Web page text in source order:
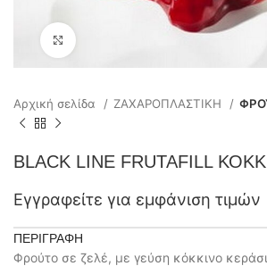
Αρχική σελίδα ΖΑΧΑΡΟΠΛΑΣΤΙΚΗ
BLACK LINE FRUTAFILL
Εγγραφείτε για εμφάνιση τιμών
ΠΕΡΙΓΡΑΦΉ
Φρούτο σε ζελέ, με γεύση κόκκινο